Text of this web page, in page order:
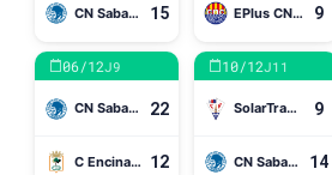
CN Sabadell 15 EPlus CN Catalunya 9
06/12J9
CN Sabadell 22
C Encinas de Boadilla 12
10/12J11
SolarTradex CN Mataró 9
CN Sabadell 14